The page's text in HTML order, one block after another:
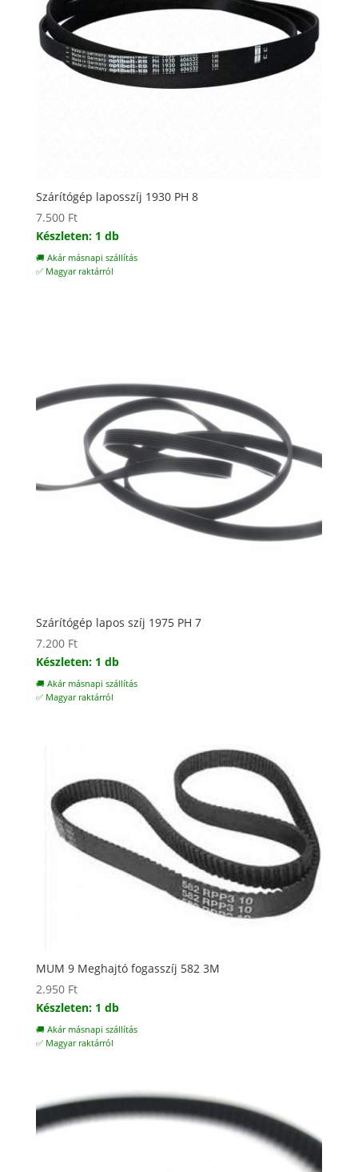
Szárítógép laposszíj 1930 PH 8
7.500 Ft
Készleten: 1 db
🚚 Akár másnapi szállítás
✅ Magyar raktárról
Szárítógép lapos szíj 1975 PH 7
7.200 Ft
Készleten: 1 db
🚚 Akár másnapi szállítás
✅ Magyar raktárról
MUM 9 Meghajtó fogasszíj 582 3M
2.950 Ft
Készleten: 1 db
🚚 Akár másnapi szállítás
✅ Magyar raktárról